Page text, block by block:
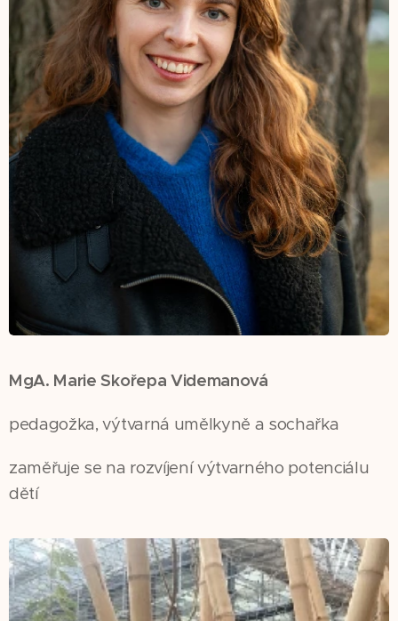
MgA. Marie Skořepa Videmanová
pedagožka, výtvarná umělkyně a sochařka
zaměřuje se na rozvíjení výtvarného potenciálu
dětí